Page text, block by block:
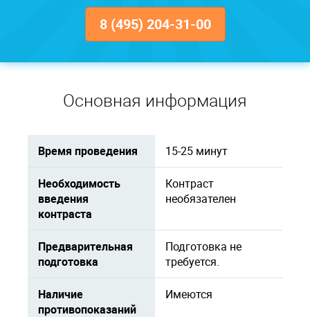
8 (495) 204-31-00
Основная информация
Время проведения 15-25 минут
Необходимость
введения
контраста
Контраст
необязателен
Предварительная
подготовка
Подготовка не
требуется.
Наличие
противопоказаний
Имеются